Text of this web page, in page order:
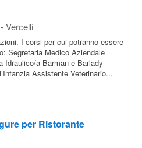
- Vercelli
I corsi per cui potranno essere
Segretaria Medico Aziendale
Idraulico/a Barman e Barlady
Assistente Veterinario...
per Ristorante